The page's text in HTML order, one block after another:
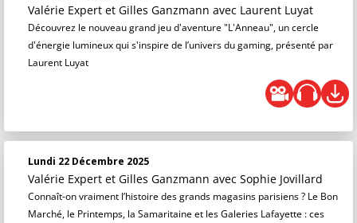
Valérie Expert et Gilles Ganzmann avec Laurent Luyat
Découvrez le nouveau grand jeu d'aventure "L'Anneau", un cercle
d'énergie lumineux qui s'inspire de l’univers du gaming, présenté par
Laurent Luyat
Lundi 22 Décembre 2025
Valérie Expert et Gilles Ganzmann avec Sophie Jovillard
Connaît-on vraiment l’histoire des grands magasins parisiens ? Le Bon
Marché, le Printemps, la Samaritaine et les Galeries Lafayette : ces